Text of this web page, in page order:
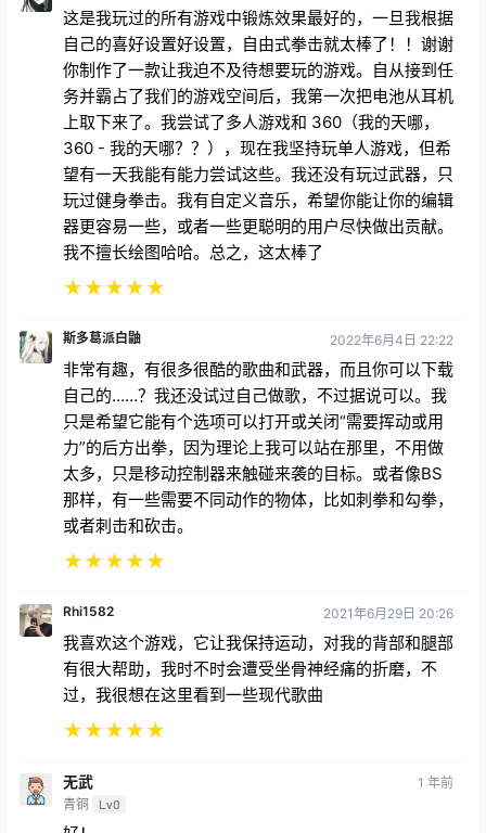
这是我玩过的所有游戏中锻炼效果最好的，一旦我根据
自己的喜好设置好设置，自由式拳击就太棒了！！谢谢
你制作了一款让我迫不及待想要玩的游戏。自从接到任
务并霸占了我们的游戏空间后，我第一次把电池从耳机
上取下来了。我尝试了多人游戏和 360（我的天哪，
360 - 我的天哪？？），现在我坚持玩单人游戏，但希
望有一天我能有能力尝试这些。我还没有玩过武器，只
玩过健身拳击。我有自定义音乐，希望你能让你的编辑
器更容易一些，或者一些更聪明的用户尽快做出贡献。
我不擅长绘图哈哈。总之，这太棒了
★★★★★
斯多葛派白鼬 2022年6月4日 22:22
非常有趣，有很多很酷的歌曲和武器，而且你可以下载
自己的……？我还没试过自己做歌，不过据说可以。我
只是希望它能有个选项可以打开或关闭“需要挥动或用
力”的后方出拳，因为理论上我可以站在那里，不用做
太多，只是移动控制器来触碰来袭的目标。或者像BS
那样，有一些需要不同动作的物体，比如刺拳和勾拳，
或者刺击和砍击。
★★★★★
Rhi1582 2021年6月29日 20:26
我喜欢这个游戏，它让我保持运动，对我的背部和腿部
有很大帮助，我时不时会遭受坐骨神经痛的折磨，不
过，我很想在这里看到一些现代歌曲
★★★★★
无武
青铜 Lv0
1 年前